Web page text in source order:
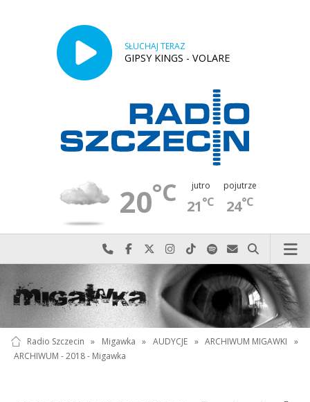
SŁUCHAJ TERAZ
GIPSY KINGS - VOLARE
20°C jutro
21°C
pojutrze
24°C
Najlepiej po prostu do nas zadzwoń
Odwiedź nas na Facebook-u
Odwiedź nas na X
Odwiedź nas na Instagram-ie
Odwiedź nas na TikTok-u
Szukaj nas na Spotify
Wyślij do nas
Szukaj
Radio Szczecin » Migawka » AUDYCJE » ARCHIWUM MIGAWKI
»
ARCHIWUM - 2018 - Migawka